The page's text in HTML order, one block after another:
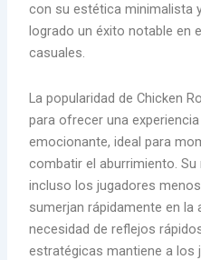
con su estética minimalista
logrado un éxito notable en
casuales.
La popularidad de Chicken
para ofrecer una
emocionante, ideal para
combatir el aburrimiento.
incluso los jugadores
sumerjan rápidamente en la
necesidad de reflejos
estratégicas mantiene a los